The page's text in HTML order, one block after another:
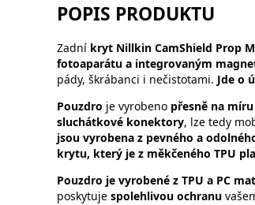
POPIS PRODUKTU
Zadní kryt Nillkin CamShield Prop
fotoaparátu a integrovaným
pády, škrábanci i nečistotami. Jde o
Pouzdro je vyrobeno přesně na
sluchátkové konektory, lze tedy
jsou vyrobena z pevného a
krytu, který je z měkčeného TPU
Pouzdro je vyrobené z TPU a PC
poskytuje spolehlivou ochranu